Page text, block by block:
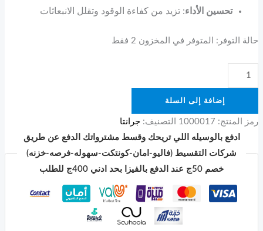
تحسين الأداء: تزيد من كفاءة الوقود وتقلل الانبعاثات
حالة التوفر: المتوفر في المخزون 2 فقط
إضافة إلى السلة
رمز المنتج: 1000017 التصنيف: جرانتا
ادفع بالوسيله اللي تريحك وقسط مشترواتك الدفع عن طريق
شركات التقسيط (فاليو-امان-كونتكت-سهوله-فرصه-خزنه)
خصم 50ج عند الدفع بالفيزا بحد ادني 400ج للطلب